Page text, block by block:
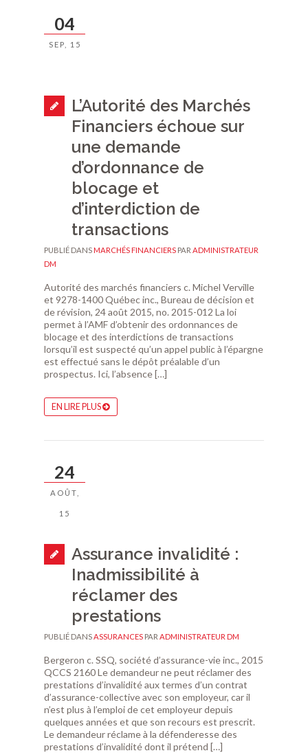
L’Autorité des Marchés
Financiers échoue sur
une demande
d’ordonnance de
blocage et
d’interdiction de
transactions
PUBLIÉ DANSMARCHÉS FINANCIERS PAR ADMINISTRATEUR
DM
Autorité des marchés financiers c. Michel Verville
et 9278-1400 Québec inc., Bureau de décision et
de révision, 24 août 2015, no. 2015-012 La loi
permet à l’AMF d’obtenir des ordonnances de
blocage et des interdictions de transactions
lorsqu’il est suspecté qu’un appel public à l’épargne
est effectué sans le dépôt préalable d’un
prospectus. Ici, l’absence […]
EN LIRE PLUS
04
SEP, 15
Assurance invalidité :
Inadmissibilité à
réclamer des
prestations
PUBLIÉ DANSASSURANCES PAR ADMINISTRATEUR DM
Bergeron c. SSQ, société d’assurance-vie inc., 2015
QCCS 2160 Le demandeur ne peut réclamer des
prestations d’invalidité aux termes d’un contrat
d’assurance-collective avec son employeur, car il
n’est plus à l’emploi de cet employeur depuis
quelques années et que son recours est prescrit.
Le demandeur réclame à la défenderesse des
prestations d’invalidité dont il prétend […]
24
AOÛT,
15